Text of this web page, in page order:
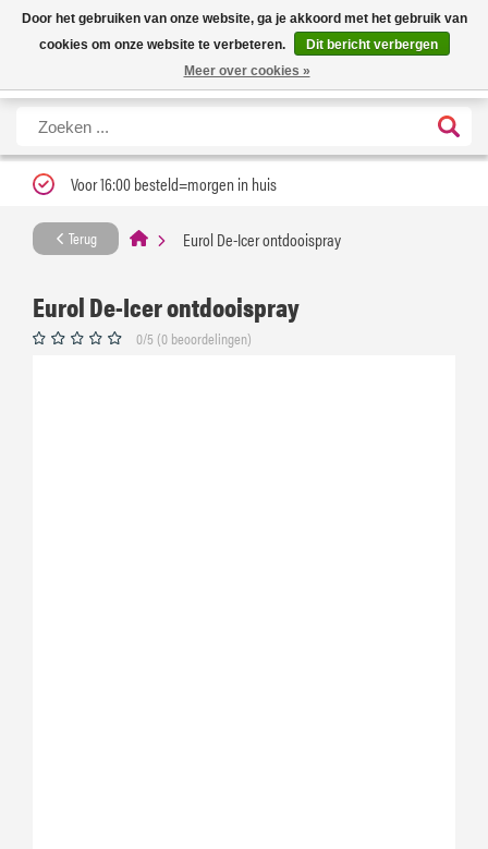
Nieuwe levertijd: 1 tot 3 werkdagen | Nu 25% korting op gehele assortiment
Carfume met kortingscode ''verfrissend''
X
Voor 16:00 besteld=morgen in huis
Terug Eurol De-Icer ontdooispray
Eurol De-Icer ontdooispray
0/5 (0 beoordelingen)
Door het gebruiken van onze website, ga je akkoord met het gebruik van
cookies om onze website te verbeteren.
Dit bericht verbergen
Meer over cookies »